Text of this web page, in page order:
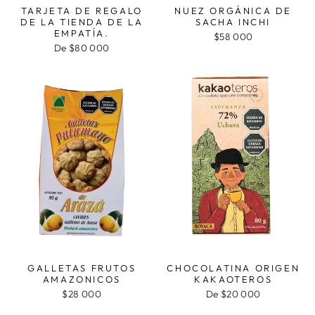
TARJETA DE REGALO
DE LA TIENDA DE LA
EMPATÍA.
De $80 000
NUEZ ORGÁNICA DE
SACHA INCHI
$58 000
GALLETAS FRUTOS
AMAZONICOS
$28 000
CHOCOLATINA ORIGEN
KAKAOTEROS
De $20 000